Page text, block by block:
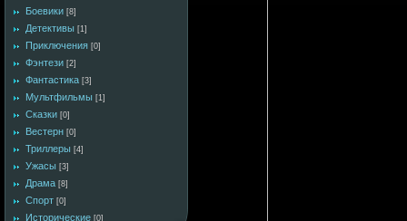
Боевики [8]
Детективы [1]
Приключения [0]
Фэнтези [2]
Фантастика [3]
Мультфильмы [1]
Сказки [0]
Вестерн [0]
Триллеры [4]
Ужасы [3]
Драма [8]
Спорт [0]
Исторические [0]